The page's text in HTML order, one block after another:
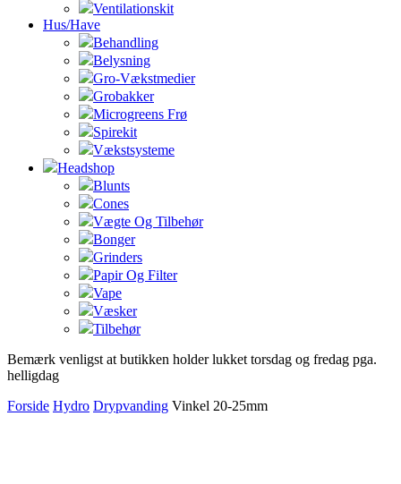
Ventilationskit
Hus/Have
Behandling
Belysning
Gro-Vækstmedier
Grobakker
Microgreens Frø
Spirekit
Vækstsysteme
Headshop
Blunts
Cones
Vægte Og Tilbehør
Bonger
Grinders
Papir Og Filter
Vape
Væsker
Tilbehør
Bemærk venligst at butikken holder lukket torsdag og fredag pga.
helligdag
Forside Hydro Drypvanding Vinkel 20-25mm